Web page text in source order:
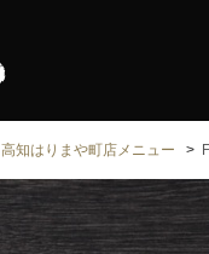
高知はりまや町店メニュー